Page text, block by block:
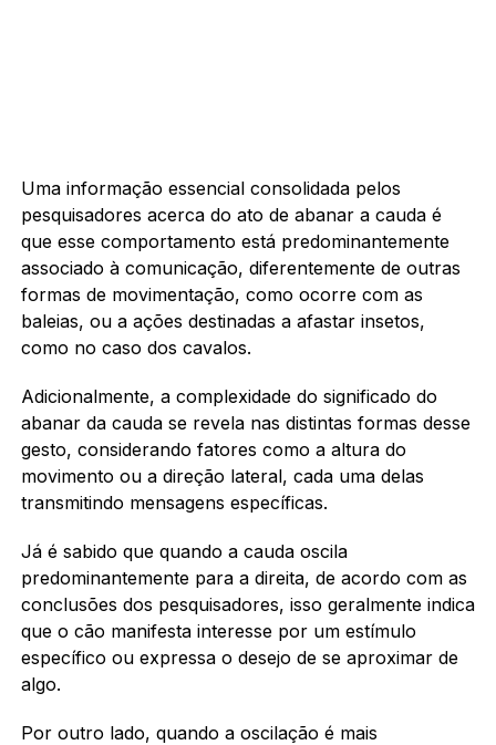
Uma informação essencial consolidada pelos
pesquisadores acerca do ato de abanar a cauda é
que esse comportamento está predominantemente
associado à comunicação, diferentemente de outras
formas de movimentação, como ocorre com as
baleias, ou a ações destinadas a afastar insetos,
como no caso dos cavalos.
Adicionalmente, a complexidade do significado do
abanar da cauda se revela nas distintas formas desse
gesto, considerando fatores como a altura do
movimento ou a direção lateral, cada uma delas
transmitindo mensagens específicas.
Já é sabido que quando a cauda oscila
predominantemente para a direita, de acordo com as
conclusões dos pesquisadores, isso geralmente indica
que o cão manifesta interesse por um estímulo
específico ou expressa o desejo de se aproximar de
algo.
Por outro lado, quando a oscilação é mais